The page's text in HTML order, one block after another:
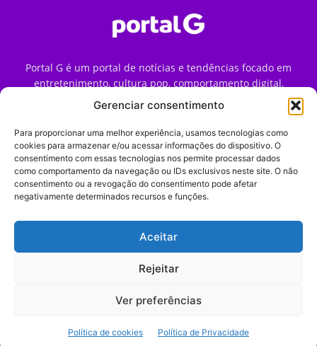
Gerenciar consentimento
Para proporcionar uma melhor experiência, usamos tecnologias como
cookies para armazenar e/ou acessar informações do dispositivo. O
consentimento com essas tecnologias nos permite processar dados
como comportamento da navegação ou IDs exclusivos neste site. O não
consentimento ou a revogação do consentimento pode afetar
negativamente determinados recursos e funções.
Aceitar
Rejeitar
Ver preferências
Política de cookies Política de Privacidade
Portal G é um portal de notícias e tendências focado em
entretenimento, cultura pop, comportamento digital,
streaming, games e iniciativas de marca que impactam a
forma como o público vive e consome internet no Brasil.
Contato:contato@portalg.com.br
Início Sobre
Termos de Uso
Política de Privacidade
Contato
tendências de consumo, marketing e comportamento digital.